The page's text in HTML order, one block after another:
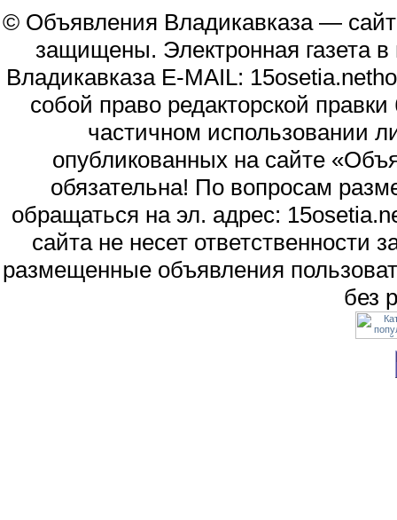
© Объявления Владикавказа —
защищены. Электронная газета
Владикавказа E-MAIL:
собой право редакторской
частичном использовании
опубликованных на сайте
обязательна! По вопросам
обращаться на эл. адрес:
сайта не несет
размещенные объявления
без